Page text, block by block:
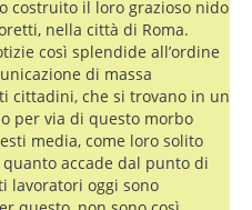
costruito il loro grazioso nido
nella città di Roma.
così splendide all’ordine
di massa
cittadini, che si trovano in un
per via di questo morbo
media, come loro solito
accade dal punto di
lavoratori oggi sono